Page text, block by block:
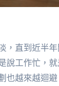
直到近半
工作忙，
也越來越迴避